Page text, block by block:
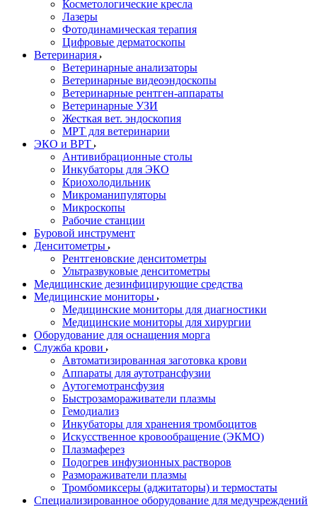
Косметологические кресла
Лазеры
Фотодинамическая терапия
Цифровые дерматоскопы
Ветеринария
Ветеринарные анализаторы
Ветеринарные видеоэндоскопы
Ветеринарные рентген-аппараты
Ветеринарные УЗИ
Жесткая вет. эндоскопия
МРТ для ветеринарии
ЭКО и ВРТ
Антивибрационные столы
Инкубаторы для ЭКО
Криохолодильник
Микроманипуляторы
Микроскопы
Рабочие станции
Буровой инструмент
Денситометры
Рентгеновские денситометры
Ультразвуковые денситометры
Медицинские дезинфицирующие средства
Медицинские мониторы
Медицинские мониторы для диагностики
Медицинские мониторы для хирургии
Оборудование для оснащения морга
Служба крови
Автоматизированная заготовка крови
Аппараты для аутотрансфузии
Аутогемотрансфузия
Быстрозамораживатели плазмы
Гемодиализ
Инкубаторы для хранения тромбоцитов
Искусственное кровообращение (ЭКМО)
Плазмаферез
Подогрев инфузионных растворов
Размораживатели плазмы
Тромбомиксеры (аджитаторы) и термостаты
Специализированное оборудование для медучреждений